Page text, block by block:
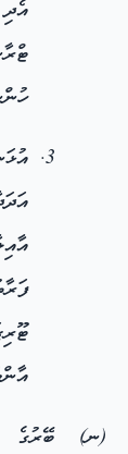
(ނ) ބޭރުގެ